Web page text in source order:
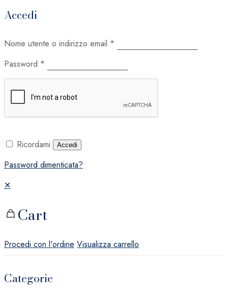
Accedi
Nome utente o indirizzo email *
Password *
Ricordami Accedi
Password dimenticata?
✕
Cart
Procedi con l'ordine Visualizza carrello
Categorie